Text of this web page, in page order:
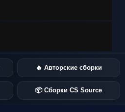
🔥 Авторские сборки
📦 Сборки CS Source